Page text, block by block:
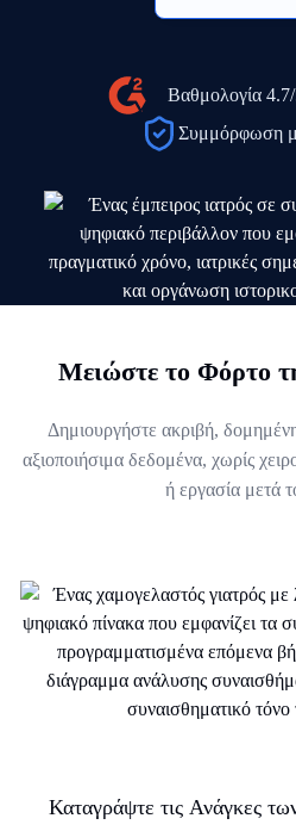
Βαθμολογία
Συμμόρφωση
Μειώστε το Φόρτο
Δημιουργήστε ακριβή,
αξιοποιήσιμα δεδομένα, χωρίς
ή εργασία μετά
Καταγράψτε τις Ανάγκες